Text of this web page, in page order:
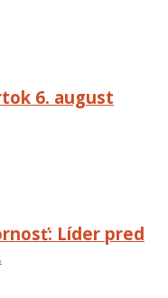
6. august
Líder pred